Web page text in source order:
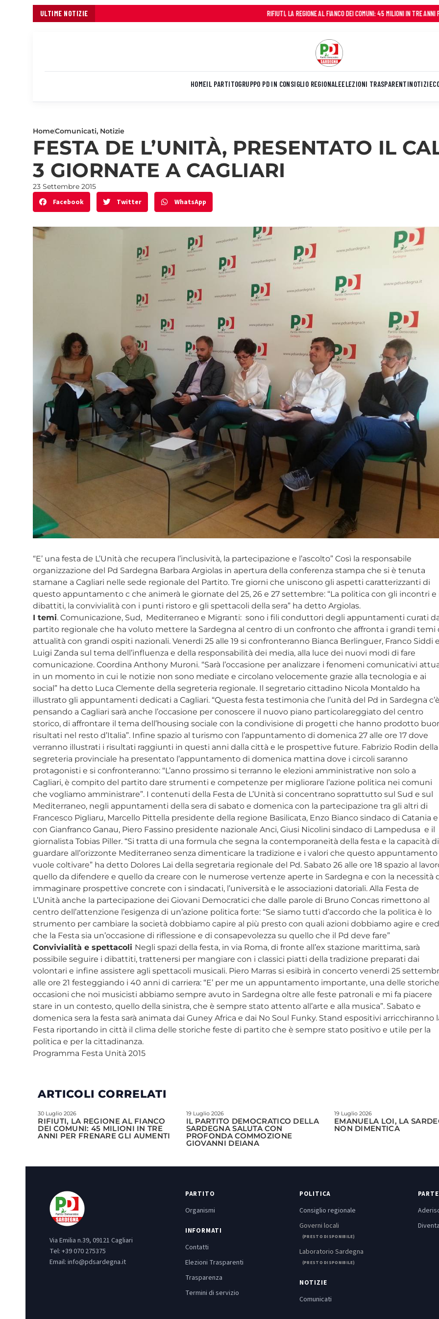
ULTIME NOTIZIE RIFIUTI, LA REGIONE AL FIANCO DEI COMUNI: 45 MILIONI IN TRE ANNI PER FRENARE GLI
HOMEIL PARTITOGRUPPO PD IN CONSIGLIO REGIONALEELEZIONI TRASPARENTINOTIZIE
HomeComunicati, Notizie
FESTA DE L’UNITÀ, PRESENTATO IL
3 GIORNATE A CAGLIARI
23 Settembre 2015
Facebook Twitter WhatsApp
“E’ una festa de L’Unità che recupera l’inclusività, la partecipazione e l’ascolto” Così la responsabile
organizzazione del Pd Sardegna Barbara Argiolas in apertura della conferenza stampa che si è tenuta
stamane a Cagliari nelle sede regionale del Partito. Tre giorni che uniscono gli aspetti caratterizzanti di
questo appuntamento c che animerà le giornate del 25, 26 e 27 settembre: “La politica con gli incontri e
dibattiti, la convivialità con i punti ristoro e gli spettacoli della sera” ha detto Argiolas.
I temi. Comunicazione, Sud, Mediterraneo e Migranti: sono i fili conduttori degli appuntamenti curati
partito regionale che ha voluto mettere la Sardegna al centro di un confronto che affronta i grandi temi
attualità con grandi ospiti nazionali. Venerdi 25 alle 19 si confronteranno Bianca Berlinguer, Franco Siddi e
Luigi Zanda sul tema dell’influenza e della responsabilità dei media, alla luce dei nuovi modi di fare
comunicazione. Coordina Anthony Muroni. “Sarà l’occasione per analizzare i fenomeni comunicativi
in un momento in cui le notizie non sono mediate e circolano velocemente grazie alla tecnologia e ai
social” ha detto Luca Clemente della segreteria regionale. Il segretario cittadino Nicola Montaldo ha
illustrato gli appuntamenti dedicati a Cagliari. “Questa festa testimonia che l’unità del Pd in Sardegna
pensando a Cagliari sarà anche l’occasione per conoscere il nuovo piano particolareggiato del centro
storico, di affrontare il tema dell’housing sociale con la condivisione di progetti che hanno prodotto
risultati nel resto d’Italia”. Infine spazio al turismo con l’appuntamento di domenica 27 alle ore 17 dove
verranno illustrati i risultati raggiunti in questi anni dalla città e le prospettive future. Fabrizio Rodin della
segreteria provinciale ha presentato l’appuntamento di domenica mattina dove i circoli saranno
protagonisti e si confronteranno: “L’anno prossimo si terranno le elezioni amministrative non solo a
Cagliari, è compito del partito dare strumenti e competenze per migliorare l’azione politica nei comuni
che vogliamo amministrare”. I contenuti della Festa de L’Unità si concentrano soprattutto sul Sud e sul
Mediterraneo, negli appuntamenti della sera di sabato e domenica con la partecipazione tra gli altri di
Francesco Pigliaru, Marcello Pittella presidente della regione Basilicata, Enzo Bianco sindaco di Catania e
con Gianfranco Ganau, Piero Fassino presidente nazionale Anci, Giusi Nicolini sindaco di Lampedusa e il
giornalista Tobias Piller. “Si tratta di una formula che segna la contemporaneità della festa e la capacità di
guardare all’orizzonte Mediterraneo senza dimenticare la tradizione e i valori che questo appuntamento
vuole coltivare” ha detto Dolores Lai della segretaria regionale del Pd. Sabato 26 alle ore 18 spazio al
quello da difendere e quello da creare con le numerose vertenze aperte in Sardegna e con la necessità
immaginare prospettive concrete con i sindacati, l’università e le associazioni datoriali. Alla Festa de
L’Unità anche la partecipazione dei Giovani Democratici che dalle parole di Bruno Concas rimettono al
centro dell’attenzione l’esigenza di un’azione politica forte: “Se siamo tutti d’accordo che la politica è lo
strumento per cambiare la società dobbiamo capire al più presto con quali azioni dobbiamo agire e
che la Festa sia un’occasione di riflessione e di consapevolezza su quello che il Pd deve fare”
Convivialità e spettacoli Negli spazi della festa, in via Roma, di fronte all’ex stazione marittima, sarà
possibile seguire i dibattiti, trattenersi per mangiare con i classici piatti della tradizione preparati dai
volontari e infine assistere agli spettacoli musicali. Piero Marras si esibirà in concerto venerdi 25
alle ore 21 festeggiando i 40 anni di carriera: “E’ per me un appuntamento importante, una delle storiche
occasioni che noi musicisti abbiamo sempre avuto in Sardegna oltre alle feste patronali e mi fa piacere
stare in un contesto, quello della sinistra, che è sempre stato attento all’arte e alla musica”. Sabato e
domenica sera la festa sarà animata dai Guney Africa e dai No Soul Funky. Stand espositivi arricchiranno
Festa riportando in città il clima delle storiche feste di partito che è sempre stato positivo e utile per la
politica e per la cittadinanza.
Programma Festa Unità 2015
ARTICOLI CORRELATI
30 Luglio 2026
RIFIUTI, LA REGIONE AL FIANCO
DEI COMUNI: 45 MILIONI IN TRE
ANNI PER FRENARE GLI AUMENTI
19 Luglio 2026
IL PARTITO DEMOCRATICO DELLA
SARDEGNA SALUTA CON
PROFONDA COMMOZIONE
GIOVANNI DEIANA
19 Luglio 2026
EMANUELA LOI, LA
NON DIMENTICA
Via Emilia n.39, 09121 Cagliari
Tel: +39 070 275375
Email: info@pdsardegna.it
PARTITO
Organismi
INFORMATI
Contatti
Elezioni Trasparenti
Trasparenza
Termini di servizio
POLITICA
Consiglio regionale
Governi locali
(PRESTO DISPONIBILE)
Laboratorio Sardegna
(PRESTO DISPONIBILE)
NOTIZIE
Comunicati